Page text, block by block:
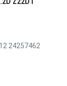
24257462